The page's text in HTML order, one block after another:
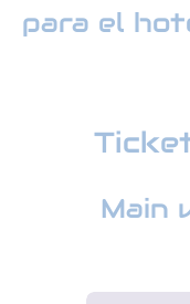
para el
Main